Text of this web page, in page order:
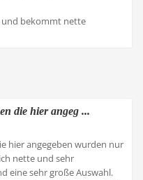
und bekommt nette
die hier angeg ...
hier angegeben wurden nur
nette und sehr
eine sehr große Auswahl.